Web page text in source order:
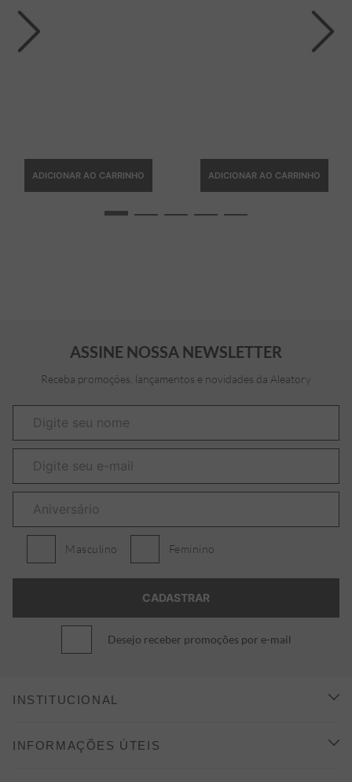
ADICIONAR AO CARRINHO ADICIONAR AO CARRINHO
ASSINE NOSSA NEWSLETTER
Receba promoções, lançamentos e novidades da Aleatory
Masculino Feminino
Desejo receber promoções por e-mail
INSTITUCIONAL
CONHEÇA A ALEATORY
INFORMAÇÕES ÚTEIS